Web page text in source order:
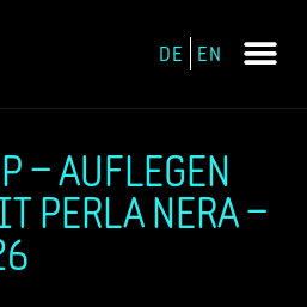
DE EN
– AUFLEGEN
PERLA NERA –